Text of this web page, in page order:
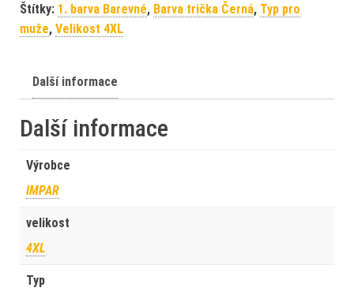
Štítky: 1. barva Barevné, Barva trička Černá, Typ pro
muže, Velikost 4XL
Další informace
Další informace
Výrobce
IMPAR
velikost
4XL
Typ